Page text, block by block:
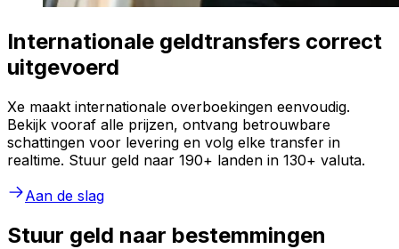
Internationale geldtransfers correct
uitgevoerd
Xe maakt internationale overboekingen eenvoudig.
Bekijk vooraf alle prijzen, ontvang betrouwbare
schattingen voor levering en volg elke transfer in
realtime. Stuur geld naar 190+ landen in 130+ valuta.
Aan de slag
Stuur geld naar bestemmingen